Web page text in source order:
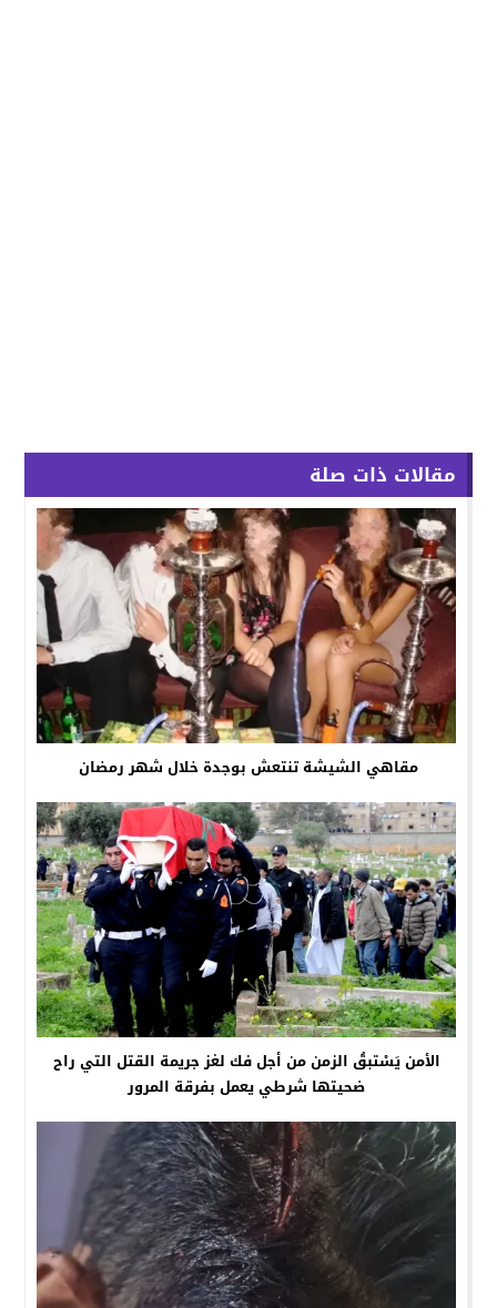
مقالات ذات صلة
مقاهي الشيشة تنتعش بوجدة خلال شهر رمضان
الأمن يَسْتبقُ الزمن من أجل فك لغز جريمة القتل التي راح
ضحيتها شرطي يعمل بفرقة المرور